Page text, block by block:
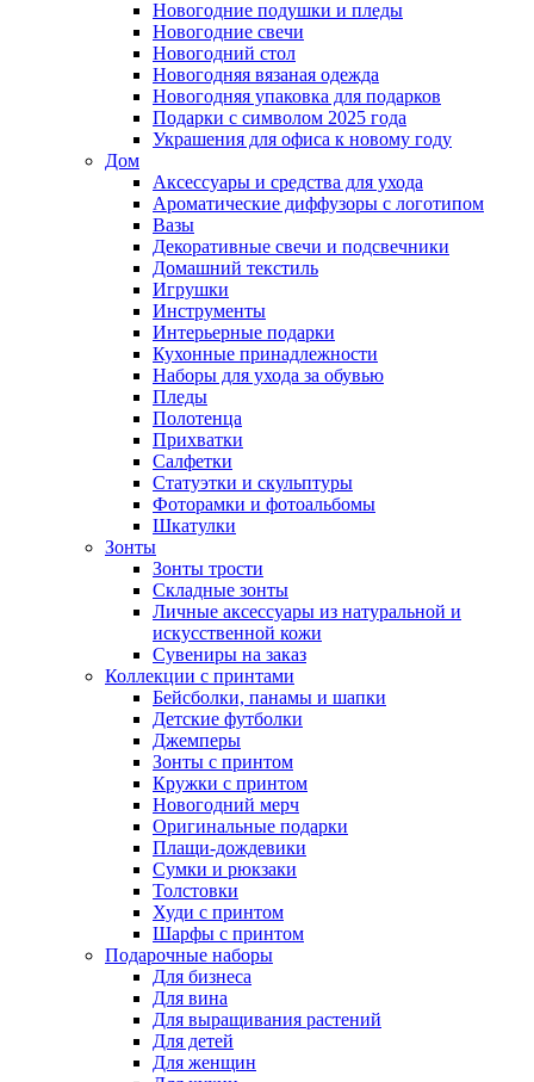
Новогодние подушки и пледы
Новогодние свечи
Новогодний стол
Новогодняя вязаная одежда
Новогодняя упаковка для подарков
Подарки с символом 2025 года
Украшения для офиса к новому году
Дом
Аксессуары и средства для ухода
Ароматические диффузоры с логотипом
Вазы
Декоративные свечи и подсвечники
Домашний текстиль
Игрушки
Инструменты
Интерьерные подарки
Кухонные принадлежности
Наборы для ухода за обувью
Пледы
Полотенца
Прихватки
Салфетки
Статуэтки и скульптуры
Фоторамки и фотоальбомы
Шкатулки
Зонты
Зонты трости
Складные зонты
Личные аксессуары из натуральной и
искусственной кожи
Сувениры на заказ
Коллекции с принтами
Бейсболки, панамы и шапки
Детские футболки
Джемперы
Зонты с принтом
Кружки с принтом
Новогодний мерч
Оригинальные подарки
Плащи-дождевики
Сумки и рюкзаки
Толстовки
Худи с принтом
Шарфы с принтом
Подарочные наборы
Для бизнеса
Для вина
Для выращивания растений
Для детей
Для женщин